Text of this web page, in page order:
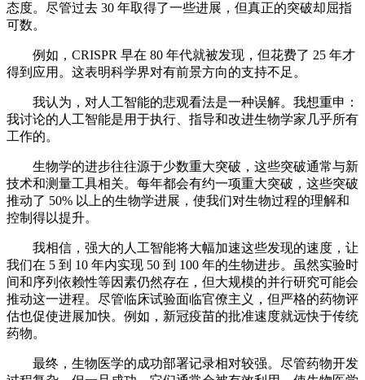
态度。尽管过去 30 年取得了一些进展，但真正的突破却屈指
可数。
例如，CRISPR 早在 80 年代就被发现，但花费了 25 年才
得到应用。这表明科学界对有前景方向的支持不足。
我认为，对人工智能的悲观看法是一种误解。我想重申：
我讨论的人工智能是用于执行、指导和改进生物学家几乎所有
工作的。
生物学的进步往往源于少数重大突破，这些突破通常与新
技术和测量工具相关。每年都会有约一项重大突破，这些突破
推动了 50% 以上的生物学进展，使我们对生物过程的理解和
控制得以提升。
我相信，强大的人工智能将大幅加速这些发现的速度，让
我们在 5 到 10 年内实现 50 到 100 年的生物进步。虽然实验时
间和序列依赖性等因素仍然存在，但大规模的并行研究可能会
推动这一进程。尽管临床试验面临官僚主义，但严格的药物评
估也促使进展加快。例如，新冠疫苗的批准速度就远快于传统
药物。
最终，生物医学的成功部署记录相对较强。尽管药物开发